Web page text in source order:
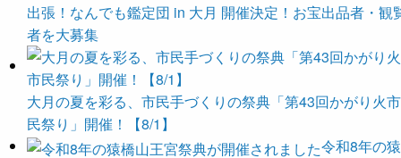
出張！なんでも鑑定団 in 大月 開催決定！お宝出品者・観
者を大募集
大月の夏を彩る、市民手づくりの祭典「第43回かがり火市
民祭り」開催！【8/1】
令和8年の猿